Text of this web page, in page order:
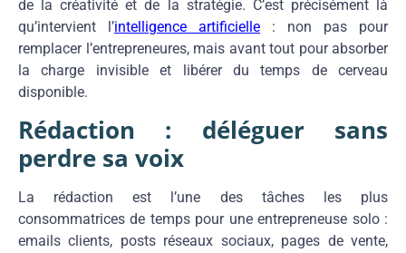
de la créativité et de la stratégie. C’est précisément là
qu’intervient l’intelligence artificielle : non pas pour
remplacer l’entrepreneures, mais avant tout pour absorber
la charge invisible et libérer du temps de cerveau
disponible.
Rédaction : déléguer sans
perdre sa voix
La rédaction est l’une des tâches les plus
consommatrices de temps pour une entrepreneuse solo :
emails clients, posts réseaux sociaux, pages de vente,